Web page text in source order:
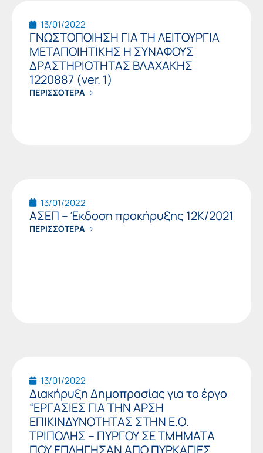
13/01/2022
ΓΝΩΣΤΟΠΟΙΗΣΗ ΓΙΑ ΤΗ ΛΕΙΤΟΥΡΓΙΑ
ΜΕΤΑΠΟΙΗΤΙΚΗΣ Η ΣΥΝΑΦΟΥΣ
ΔΡΑΣΤΗΡΙΟΤΗΤΑΣ ΒΛΑΧΑΚΗΣ
1220887 (ver. 1)
ΠΕΡΙΣΣΟΤΕΡΑ
13/01/2022
ΑΣΕΠ – Έκδοση προκήρυξης 12Κ/2021
ΠΕΡΙΣΣΟΤΕΡΑ
13/01/2022
Διακήρυξη Δημοπρασίας για το έργο
“ΕΡΓΑΣΙΕΣ ΓΙΑ ΤΗΝ ΑΡΣΗ
ΕΠΙΚΙΝΔΥΝΟΤΗΤΑΣ ΣΤΗΝ Ε.Ο.
ΤΡΙΠΟΛΗΣ – ΠΥΡΓΟΥ ΣΕ ΤΜΗΜΑΤΑ